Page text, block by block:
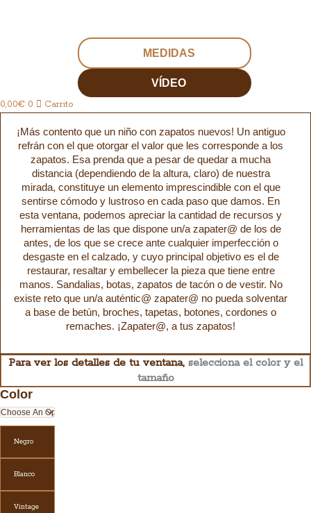
MEDIDAS
VÍDEO
0,00€ 0 Carrito
¡Más contento que un niño con zapatos nuevos! Un antiguo
refrán con el que otorgar el valor que les corresponde a los
zapatos. Esa prenda que a pesar de quedar a mucha
distancia (dependiendo de la altura, claro) de nuestra
mirada, constituye un elemento imprescindible con el que
sentirse cómodo y lustroso en cada paso que damos. En
esta ventana, podemos apreciar la cantidad de recursos y
herramientas de las que dispone un/a zapater@ de los de
antes, de los que se crece ante cualquier imperfección o
desgaste en el calzado, y cuyo principal objetivo es el de
restaurar, resaltar y embellecer la pieza que tiene entre
manos. Sandalias, botas, zapatos de tacón o de vestir. No
existe reto que un/a auténtic@ zapater@ no pueda solventar
a base de betún, broches, tapetas, botones, cordones o
remaches. ¡Zapater@, a tus zapatos!
Para ver los detalles de tu ventana, selecciona el color y el
tamaño
Color
Negro
Blanco
Vintage